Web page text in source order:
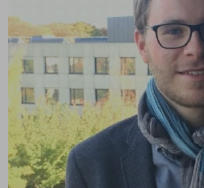
Numéros
Boutique
Qui sommes-nous ?